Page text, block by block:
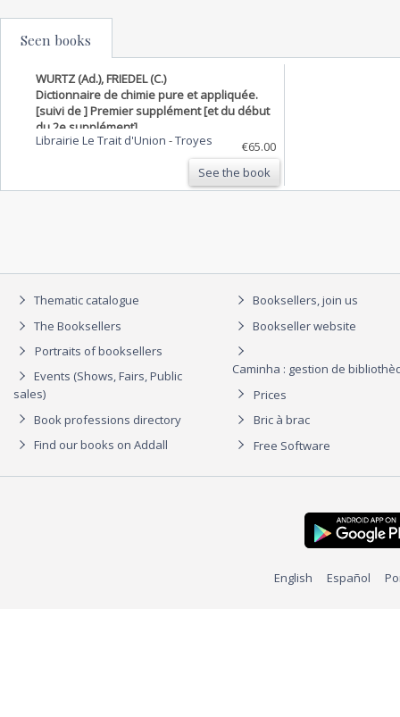
Seen books
WURTZ (Ad.), FRIEDEL (C.)
Dictionnaire de chimie pure et appliquée.
[suivi de ] Premier supplément [et du début
du 2e supplément].
Librairie Le Trait d'Union -Troyes
€65.00
See the book
Thematic catalogue
The Booksellers
Portraits of booksellers
Events (Shows, Fairs, Public
sales)
Book professions directory
Find our books on Addall
Booksellers, join us
Bookseller website
Caminha : gestion de
Prices
Bric à brac
Free Software
English Español